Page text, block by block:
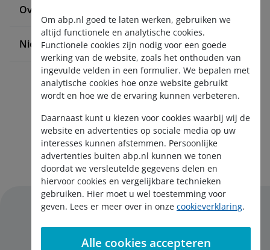
Over ABP
Nieuws en pers
Aanmelden nieuwsbrief
Om abp.nl goed te laten werken, gebruiken we
altijd functionele en analytische cookies.
Functionele cookies zijn nodig voor een goede
werking van de website, zoals het onthouden van
ingevulde velden in een formulier. We bepalen met
analytische cookies hoe onze website gebruikt
wordt en hoe we de ervaring kunnen verbeteren.
Daarnaast kunt u kiezen voor cookies waarbij wij de
website en advertenties op sociale media op uw
interesses kunnen afstemmen. Persoonlijke
advertenties buiten abp.nl kunnen we tonen
doordat we versleutelde gegevens delen en
hiervoor cookies en vergelijkbare technieken
gebruiken. Hier moet u wel toestemming voor
geven. Lees er meer over in onze cookieverklaring.
Alle cookies accepteren